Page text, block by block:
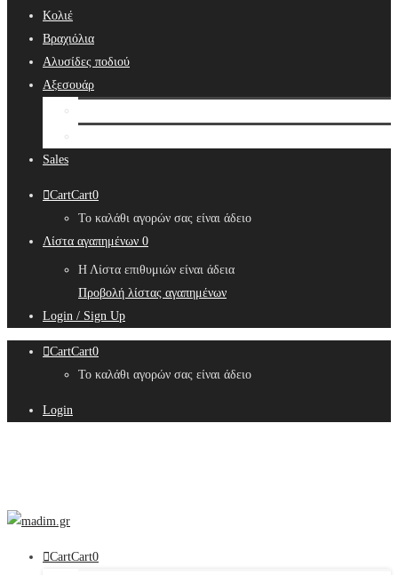
Κολιέ
Βραχιόλια
Αλυσίδες ποδιού
Αξεσουάρ
Sales
CartCart0
Το καλάθι αγορών σας είναι άδειο
Λίστα αγαπημένων 0
Η Λίστα επιθυμιών είναι άδεια
Προβολή λίστας αγαπημένων
Login / Sign Up
CartCart0
Το καλάθι αγορών σας είναι άδειο
Login
CartCart0